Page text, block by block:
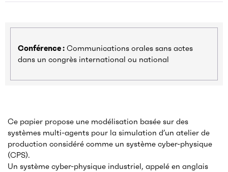
Conférence : Communications orales sans actes
dans un congrès international ou national
Ce papier propose une modélisation basée sur des
systèmes multi-agents pour la simulation d’un atelier de
production considéré comme un système cyber-physique
(CPS).
Un système cyber-physique industriel, appelé en anglais